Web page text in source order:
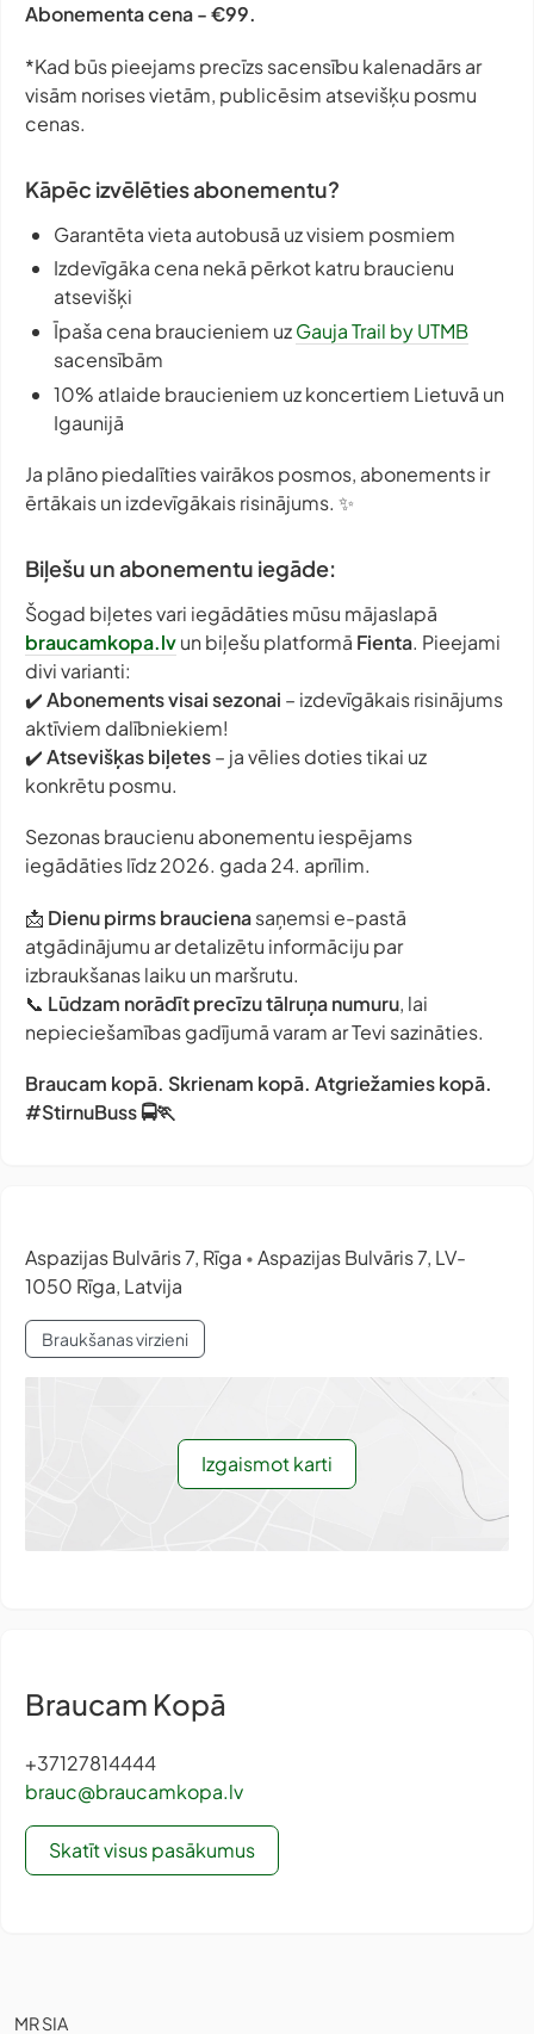
Abonementa cena - €99.
*Kad būs pieejams precīzs sacensību kalenadārs ar
visām norises vietām, publicēsim atsevišķu posmu
cenas.
Kāpēc izvēlēties abonementu?
Garantēta vieta autobusā uz visiem posmiem
Izdevīgāka cena nekā pērkot katru braucienu
atsevišķi
Īpaša cena braucieniem uzGauja Trail by UTMB
sacensībām
10% atlaide braucieniem uz koncertiem Lietuvā un
Igaunijā
Ja plāno piedalīties vairākos posmos, abonements ir
ērtākais un izdevīgākais risinājums. ✨
Biļešu un abonementu iegāde:
Šogad biļetes vari iegādāties mūsu mājaslapā
braucamkopa.lvun biļešu platformā Fienta. Pieejami
divi varianti:
✔️Abonements visai sezonai – izdevīgākais risinājums
aktīviem dalībniekiem!
✔️Atsevišķas biļetes– ja vēlies doties tikai uz
konkrētu posmu.
Sezonas braucienu abonementu iespējams
iegādāties līdz 2026. gada 24. aprīlim.
📩 Dienu pirms braucienasaņemsi e-pastā
atgādinājumu ar detalizētu informāciju par
izbraukšanas laiku un maršrutu.
📞 Lūdzam norādīt precīzu tālruņa numuru, lai
nepieciešamības gadījumā varam ar Tevi sazināties.
Braucam kopā. Skrienam kopā. Atgriežamies kopā.
#StirnuBuss 🚍🏃
Aspazijas Bulvāris 7, Rīga • Aspazijas Bulvāris 7, LV-
1050 Rīga, Latvija
Braukšanas virzieni
Izgaismot karti
Braucam Kopā
+37127814444
brauc@braucamkopa.lv
Skatīt visus pasākumus
MR SIA